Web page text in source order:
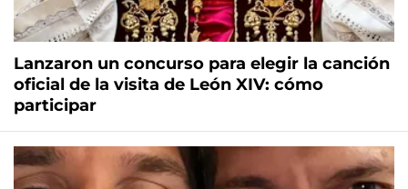
Lanzaron un concurso para elegir la canción
oficial de la visita de León XIV: cómo
participar